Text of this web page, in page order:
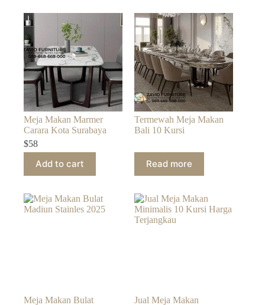
Meja Makan Marmer
Carara Kota Surabaya
$58
Add to cart
Termewah Meja Makan
Bali 10 Kursi
Read more
Meja Makan Bulat
Jual Meja Makan